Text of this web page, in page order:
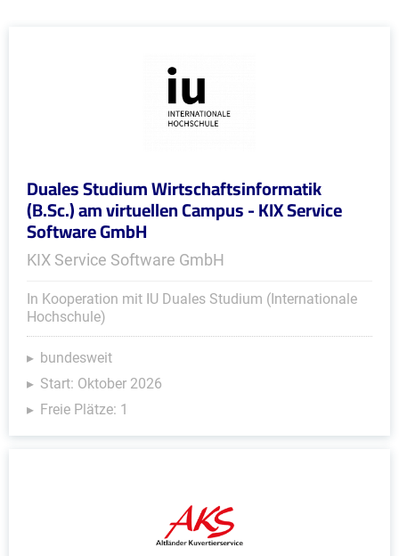
Duales Studium Wirtschaftsinformatik
(B.Sc.) am virtuellen Campus - KIX Service
Software GmbH
KIX Service Software GmbH
In Kooperation mit IU Duales Studium (Internationale
Hochschule)
bundesweit
Start: Oktober 2026
Freie Plätze: 1